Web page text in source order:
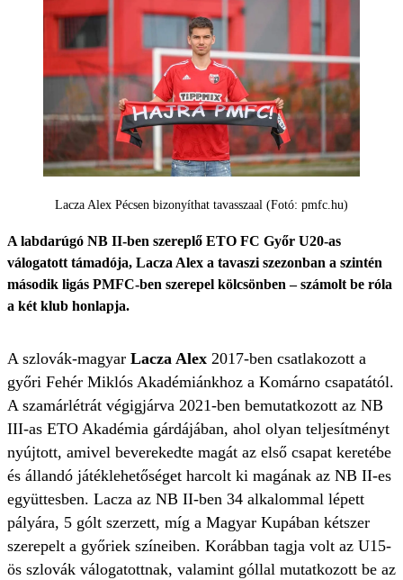
Lacza Alex Pécsen bizonyíthat tavasszaal (Fotó: pmfc.hu)
A labdarúgó NB II-ben szereplő ETO FC Győr U20-as
válogatott támadója, Lacza Alex a tavaszi szezonban a szintén
második ligás PMFC-ben szerepel kölcsönben – számolt be róla
a két klub honlapja.
A szlovák-magyar Lacza Alex 2017-ben csatlakozott a
győri Fehér Miklós Akadémiánkhoz a Komárno csapatától.
A szamárlétrát végigjárva 2021-ben bemutatkozott az NB
III-as ETO Akadémia gárdájában, ahol olyan teljesítményt
nyújtott, amivel beverekedte magát az első csapat keretébe
és állandó játéklehetőséget harcolt ki magának az NB II-es
együttesben. Lacza az NB II-ben 34 alkalommal lépett
pályára, 5 gólt szerzett, míg a Magyar Kupában kétszer
szerepelt a győriek színeiben. Korábban tagja volt az U15-
ös szlovák válogatottnak, valamint góllal mutatkozott be az